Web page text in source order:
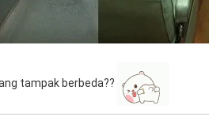
tampak berbeda??